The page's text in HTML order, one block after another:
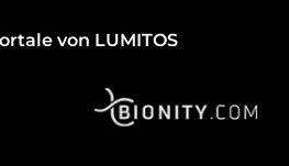
von LUMITOS